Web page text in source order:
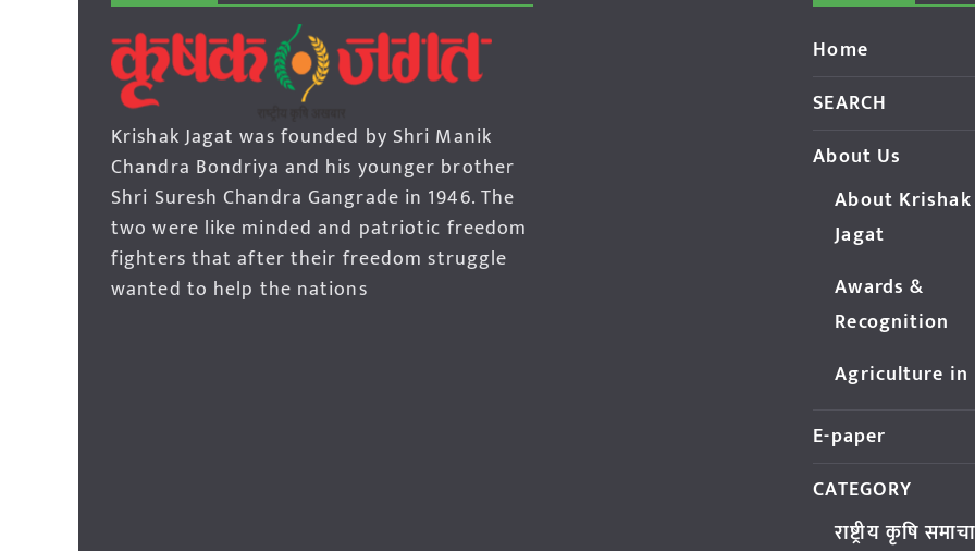
Krishak Jagat was founded by Shri Manik
Chandra Bondriya and his younger brother
Shri Suresh Chandra Gangrade in 1946. The
two were like minded and patriotic freedom
fighters that after their freedom struggle
wanted to help the nations
Home
SEARCH
About Us
About Krishak
Jagat
Awards &
Recognition
Agriculture in
E-paper
CATEGORY
राष्ट्रीय कृषि